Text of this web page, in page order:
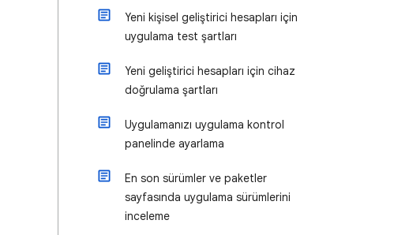
Yeni kişisel geliştirici hesapları için
uygulama test şartları
Yeni geliştirici hesapları için cihaz
doğrulama şartları
Uygulamanızı uygulama kontrol
panelinde ayarlama
En son sürümler ve paketler
sayfasında uygulama sürümlerini
inceleme